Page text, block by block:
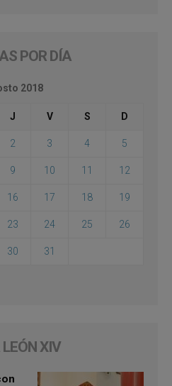
POR DÍA
2018
J V S D
2 3 4 5
9 10 11 12
16 17 18 19
23 24 25 26
30 31
XIV